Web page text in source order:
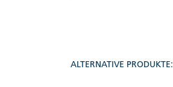
ALTERNATIVE PRODUKTE: